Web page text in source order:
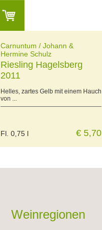
Carnuntum / Johann &
Hermine Schulz
Riesling Hagelsberg
2011
Helles, zartes Gelb mit einem Hauch
von ...
Fl. 0,75 l € 5,70
Weinregionen